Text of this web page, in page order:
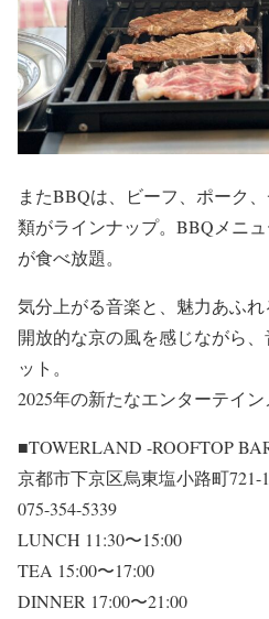
またBBQは、ビーフ、ポーク
類がラインナップ。BBQメニ
が食べ放題。
気分上がる音楽と、魅力あふれ
開放的な京の風を感じながら
ット。
2025年の新たなエンターテイン
■TOWERLAND -ROOFTOP
京都市下京区烏東塩小路町
075-354-5339
LUNCH 11:30〜15:00
TEA 15:00〜17:00
DINNER 17:00〜21:00